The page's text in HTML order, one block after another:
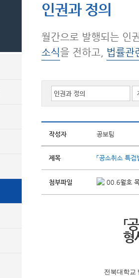
인권과 정의
월간으로 발행되는 인
소식을 전하고, 법률관
작성자 공보팀
제목 「공소취소 특
첨부파일 00.6월호
「
형
전북대학교